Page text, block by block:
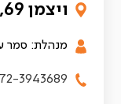
ויצמן 69, קומה 3, נהריה
מנהלת: סמר
3943689